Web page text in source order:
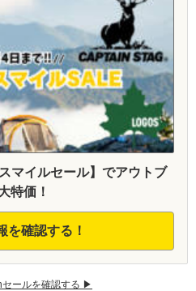
マイルセール】でアウトブ
特価！
を確認する！
ールを確認する ▶︎